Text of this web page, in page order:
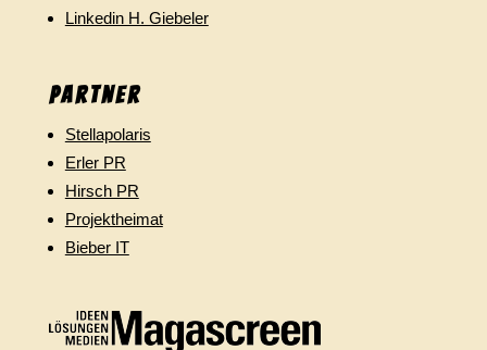
Linkedin H. Giebeler
Partner
Stellapolaris
Erler PR
Hirsch PR
Projektheimat
Bieber IT